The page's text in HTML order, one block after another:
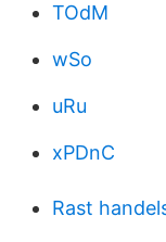
TOdM
wSo
uRu
xPDnC
Rast